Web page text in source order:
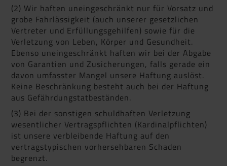
(2) Wir haften uneingeschränkt nur für Vorsatz und
grobe Fahrlässigkeit (auch unserer gesetzlichen
Vertreter und Erfüllungsgehilfen) sowie für die
Verletzung von Leben, Körper und Gesundheit.
Ebenso uneingeschränkt haften wir bei der Abgabe
von Garantien und Zusicherungen, falls gerade ein
davon umfasster Mangel unsere Haftung auslöst.
Keine Beschränkung besteht auch bei der Haftung
aus Gefährdungstatbeständen.
(3) Bei der sonstigen schuldhaften Verletzung
wesentlicher Vertragspflichten (Kardinalpflichten)
ist unsere verbleibende Haftung auf den
vertragstypischen vorhersehbaren Schaden
begrenzt.